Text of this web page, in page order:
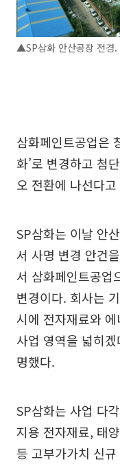
▲SP삼화 안산공장 전경.
삼화페인트공업은
화’로 변경하고 첨
오 전환에 나선다
SP삼화는 이날 안
서 사명 변경 안건
서 삼화페인트공업
변경이다. 회사는
시에 전자재료와
사업 영역을 넓히
명했다.
SP삼화는 사업 다
지용 전자재료, 태
등 고부가가치 신